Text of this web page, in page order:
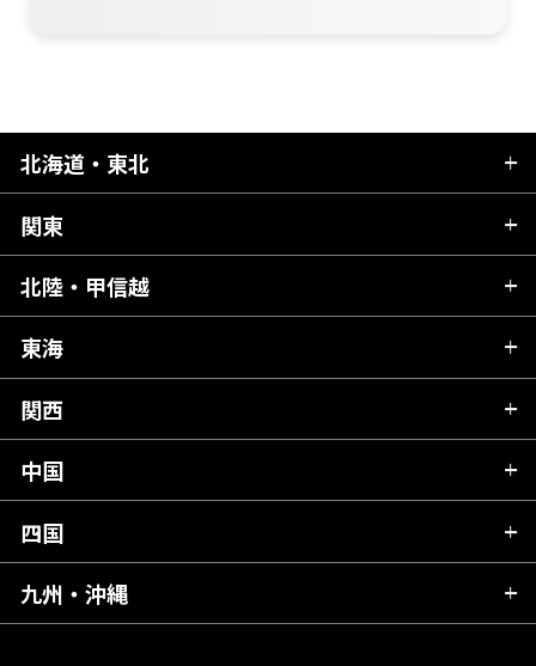
北海道・東北
北海道
青森県
秋田県
岩手県
宮城県
福島県
関東
茨城県
栃木県
群馬県
千葉県
東京都
神奈川県
北陸・甲信越
新潟県
富山県
石川県
山梨県
長野県
東海
岐阜県
静岡県
愛知県
関西
滋賀県
京都府
大阪府
中国
広島県
岡山県
四国
愛媛県
九州・沖縄